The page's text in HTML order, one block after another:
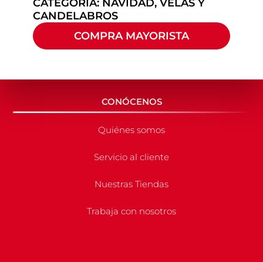
CATEGORIA: NAVIDAD, VELAS Y
CANDELABROS
COMPRA MAYORISTA
CONÓCENOS
Quiénes somos
Servicio al cliente
Nuestras Tiendas
Trabaja con nosotros